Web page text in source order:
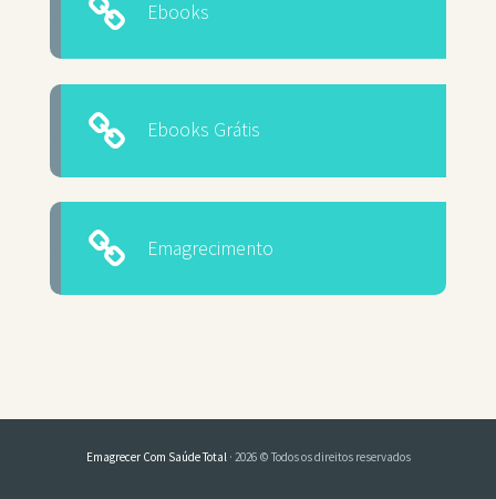
Ebooks
Ebooks Grátis
Emagrecimento
Emagrecer Com Saúde Total · 2026 © Todos os direitos reservados